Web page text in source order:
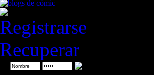
Registrarse
Recuperar